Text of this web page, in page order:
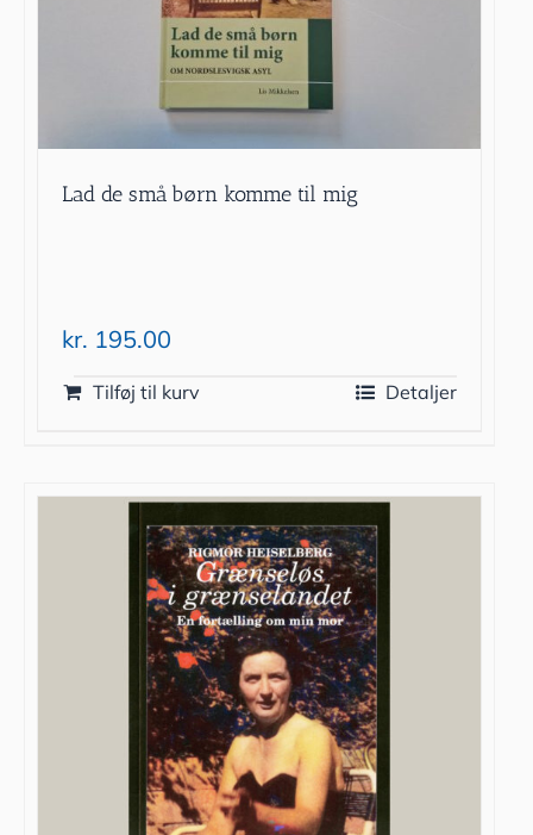
Lad de små børn komme til mig
kr. 195.00
Tilføj til kurv Detaljer